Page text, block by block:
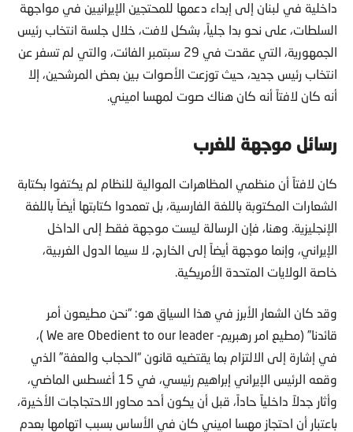
داخلية في لبنان إلى إبداء دعمها للمحتجين الإيرانيين في مواجهة
السلطات، على نحو بدا جلياً، بشكل لافت، خلال جلسة انتخاب رئيس
الجمهورية، التي عقدت في 29 سبتمبر الفائت، والتي لم تسفر عن
انتخاب رئيس جديد، حيث توزعت الأصوات بين بعض المرشحين، إلا
أنه كان لافتاً أنه كان هناك صوت لمهسا اميني.
رسائل موجهة للغرب
كان لافتاً أن منظمي المظاهرات الموالية للنظام لم يكتفوا بكتابة
الشعارات المكتوبة باللغة الفارسية، بل تعمدوا كتابتها أيضاً باللغة
الإنجليزية. وهنا، فإن الرسالة ليست موجهة فقط إلى الداخل
الإيراني، وإنما موجهة أيضاً إلى الخارج، لا سيما الدول الغربية،
خاصة الولايات المتحدة الأمريكية.
وقد كان الشعار الأبرز في هذا السياق هو: “نحن مطيعون أمر
قائدنا” (مطيع امر رهبريم- We are Obedient to our leader )،
في إشارة إلى الالتزام بما يقتضيه قانون “الحجاب والعفة” الذي
وقعه الرئيس الإيراني إبراهيم رئيسي، في 15 أغسطس الماضي،
وأثار جدلاً داخلياً حاداً، قبل أن يكون أحد محاور الاحتجاجات الأخيرة،
باعتبار أن احتجاز مهسا اميني كان في الأساس بسبب اتهامها بعدم